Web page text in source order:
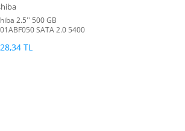
2.5'' 500 GB
SATA 2.0 5400
TL